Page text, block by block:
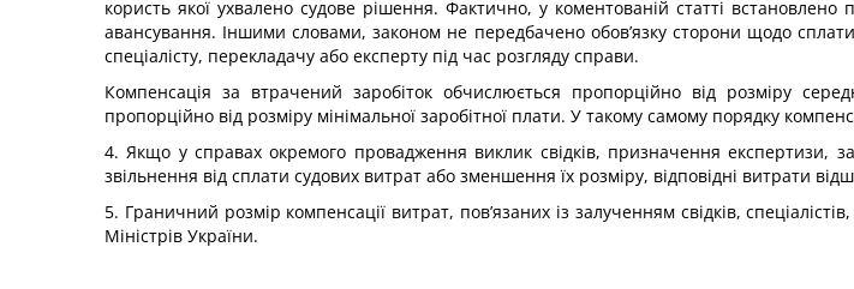
користь якої ухвалено судове рішення. Фактично, у коментованій статті
авансування. Іншими словами, законом не передбачено обов’язку сторони щодо
спеціалісту, перекладачу або експерту під час розгляду справи.
Компенсація за втрачений заробіток обчислюється пропорційно від розміру
пропорційно від розміру мінімальної заробітної плати. У такому самому порядку
4. Якщо у справах окремого провадження виклик свідків, призначення експертизи,
звільнення від сплати судових витрат або зменшення їх розміру, відповідні витрати
5. Граничний розмір компенсації витрат, пов’язаних із залученням свідків,
Міністрів України.